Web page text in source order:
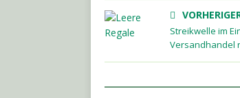
Streikwelle im
Versandhandel